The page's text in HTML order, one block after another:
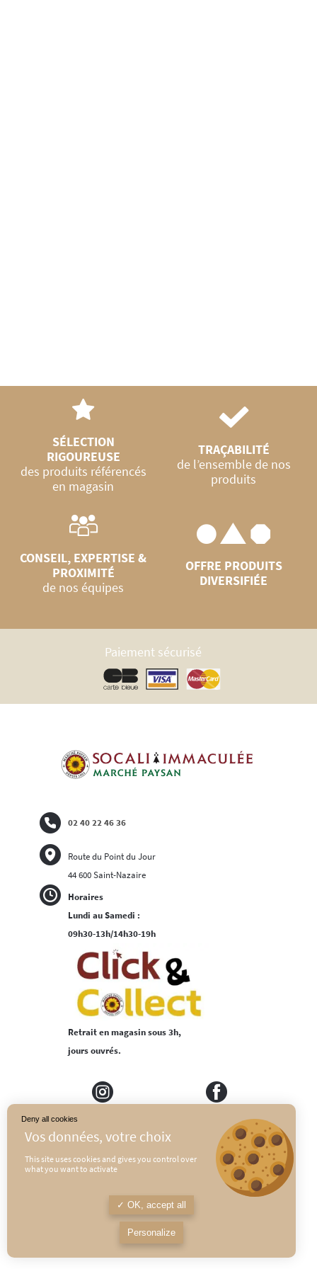
SÉLECTION
RIGOUREUSE
des produits référencés
en magasin
TRAÇABILITÉ
de l’ensemble de nos
produits
CONSEIL, EXPERTISE &
PROXIMITÉ
de nos équipes
OFFRE PRODUITS
DIVERSIFIÉE
Paiement sécurisé
Horaires
Lundi au Samedi :
09h30-13h/14h30-19h
Retrait en magasin sous 3h,
jours ouvrés.
02 40 22 46 36
Route du Point du Jour
44 600 Saint-Nazaire
MEDIAPILOTE
PLAN DU SITE
CONDITIONS GÉNÉRALES DE VENTE
POLITIQUE DE CONFIDENTIALITÉ
MENTIONS LÉGALES
This site uses cookies and gives you control over
what you want to activate
OK, accept all
Deny all cookies
Personalize